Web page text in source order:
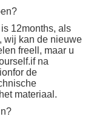
12months, als
wij kan de nieuwe
freell, maar u
na
de
materiaal.